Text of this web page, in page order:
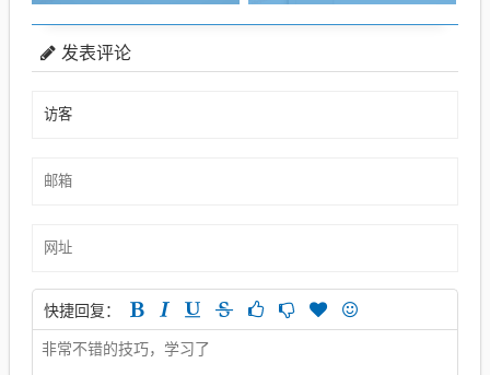
发表评论
快捷回复：